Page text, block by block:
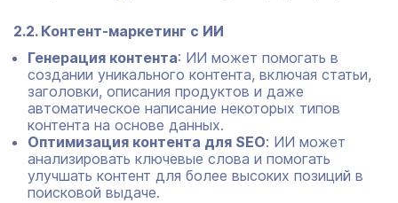
2.2. Контент-маркетинг с ИИ
Генерация контента: ИИ может помогать в
создании уникального контента, включая статьи,
заголовки, описания продуктов и даже
автоматическое написание некоторых типов
контента на основе данных.
Оптимизация контента для SEO: ИИ может
анализировать ключевые слова и помогать
улучшать контент для более высоких позиций в
поисковой выдаче.